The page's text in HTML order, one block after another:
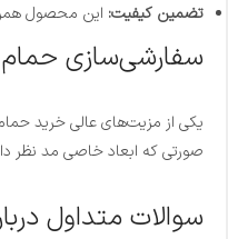
تضمین کیفیت: این محصول همراه با گارانتی ۱ ساله ارائه می‌شود. (توجه داشته
سفارشی‌سازی
یکی از مزیت‌های عالی خرید
صورتی که ابعاد خاصی مد نظر
سوالات متداول